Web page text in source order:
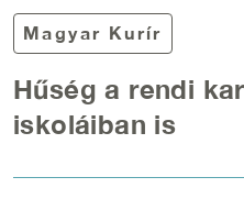
Magyar Kurír
Hűség a rendi
iskoláiban is